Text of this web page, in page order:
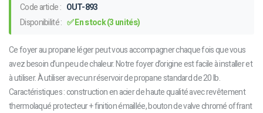
Code article : OUT-893
Disponibilité : ✅ En stock (3 unités)
Ce foyer au propane léger peut vous accompagner chaque fois que vous
avez besoin d’un peu de chaleur. Notre foyer d’origine est facile à installer et
à utiliser. À utiliser avec un réservoir de propane standard de 20 lb.
Caractéristiques : construction en acier de haute qualité avec revêtement
thermolaqué protecteur + finition émaillée, bouton de valve chromé offrant